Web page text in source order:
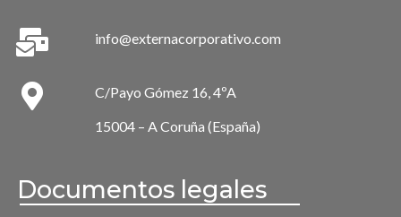
info@externacorporativo.com
C/Payo Gómez 16, 4ºA
15004 – A Coruña (España)
Documentos legales